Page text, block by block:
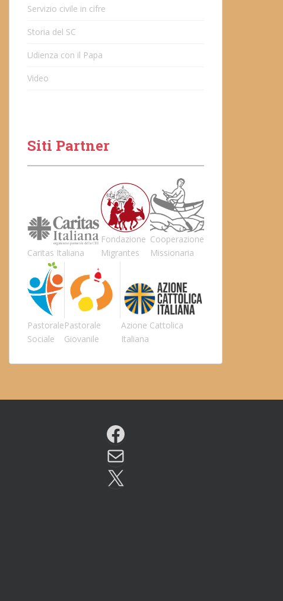
Servizio civile in cifre
Storia del SC
Udienza con il Papa
Video
Siti Partner
Caritas Italiana
Fondazione
Migrantes
Cooperazione
Missionaria
Pastorale
Sociale
Pastorale
Giovanile
Azione Cattolica
Italiana
Facebook
Email
X